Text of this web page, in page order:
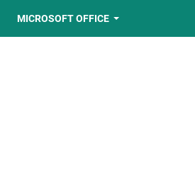
MICROSOFT OFFICE